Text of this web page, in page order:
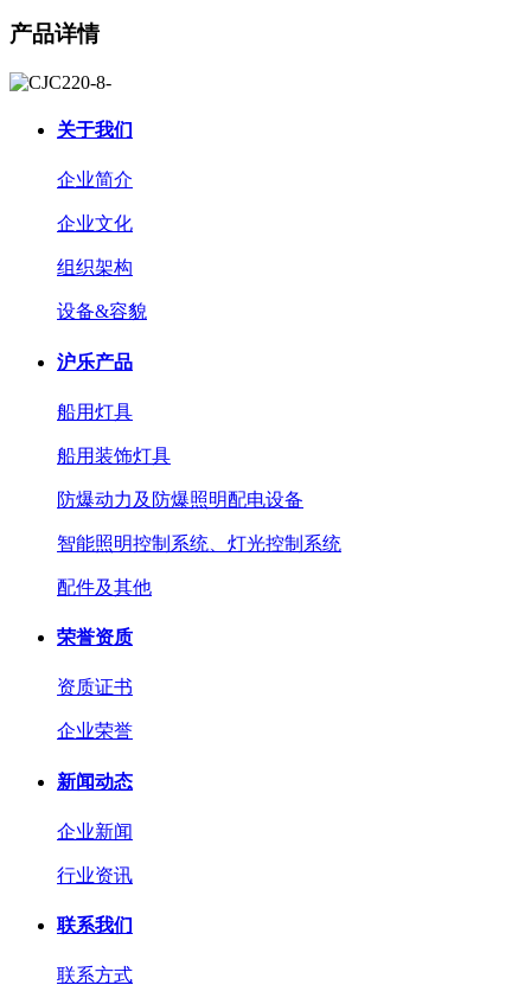
产品详情
关于我们
企业简介
企业文化
组织架构
设备&容貌
沪乐产品
船用灯具
船用装饰灯具
防爆动力及防爆照明配电设备
智能照明控制系统、灯光控制系统
配件及其他
荣誉资质
资质证书
企业荣誉
新闻动态
企业新闻
行业资讯
联系我们
联系方式